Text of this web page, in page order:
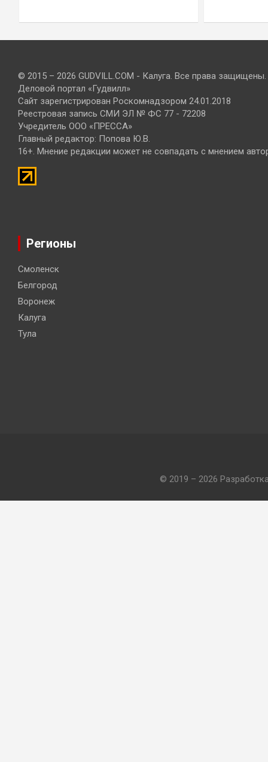
© 2015 – 2026 GUDVILL.COM - Калуга. Все права защищены.
Деловой портал «Гудвилл»
Сайт зарегистрирован Роскомнадзором 24.01.2018
Реестровая запись СМИ ЭЛ № ФС 77 - 72208
Учредитель ООО «ПРЕССА»
Главный редактор: Попова Ю.В.
16+. Мнение редакции может не совпадать с мнением
Регионы
Смоленск
Белгород
Воронеж
Калуга
Тула
© 2019 – 2026